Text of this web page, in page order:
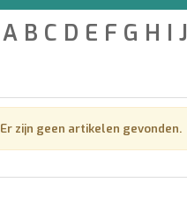
A B C D E F G H I J
Er zijn geen artikelen gevonden.